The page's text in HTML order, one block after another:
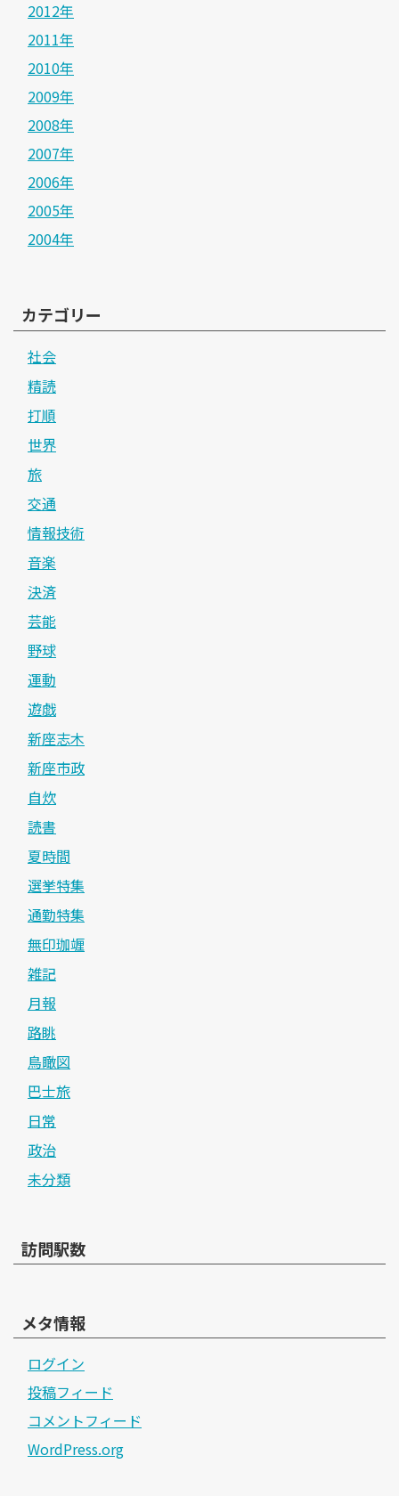
2012年
2011年
2010年
2009年
2008年
2007年
2006年
2005年
2004年
カテゴリー
社会
精読
打順
世界
旅
交通
情報技術
音楽
決済
芸能
野球
運動
遊戯
新座志木
新座市政
自炊
読書
夏時間
選挙特集
通勤特集
無印珈竰
雑記
月報
路眺
鳥瞰図
巴士旅
日常
政治
未分類
訪問駅数
メタ情報
ログイン
投稿フィード
コメントフィード
WordPress.org